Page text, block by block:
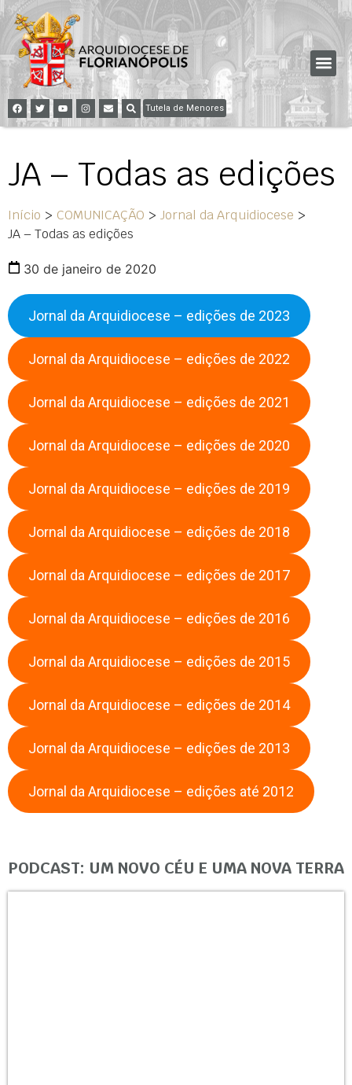
Tutela de Menores
JA – Todas as edições
Início > COMUNICAÇÃO > Jornal da Arquidiocese >
JA – Todas as edições
30 de janeiro de 2020
Jornal da Arquidiocese – edições de 2023
Jornal da Arquidiocese – edições de 2022
Jornal da Arquidiocese – edições de 2021
Jornal da Arquidiocese – edições de 2020
Jornal da Arquidiocese – edições de 2019
Jornal da Arquidiocese – edições de 2018
Jornal da Arquidiocese – edições de 2017
Jornal da Arquidiocese – edições de 2016
Jornal da Arquidiocese – edições de 2015
Jornal da Arquidiocese – edições de 2014
Jornal da Arquidiocese – edições de 2013
Jornal da Arquidiocese – edições até 2012
PODCAST: UM NOVO CÉU E UMA NOVA TERRA